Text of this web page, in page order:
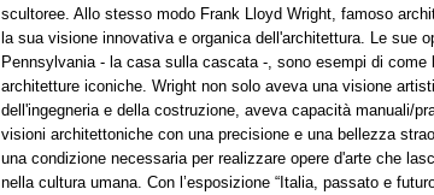
scultoree. Allo stesso modo Frank Lloyd Wright, famoso
la sua visione innovativa e organica dell'architettura. Le sue
Pennsylvania - la casa sulla cascata -, sono esempi di come
architetture iconiche. Wright non solo aveva una visione
dell'ingegneria e della costruzione, aveva capacità manuali/
visioni architettoniche con una precisione e una bellezza
una condizione necessaria per realizzare opere d'arte che
nella cultura umana. Con l’esposizione “Italia, passato e